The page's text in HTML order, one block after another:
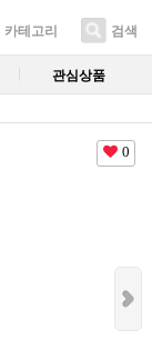
카테고리 검색
관심상품
0